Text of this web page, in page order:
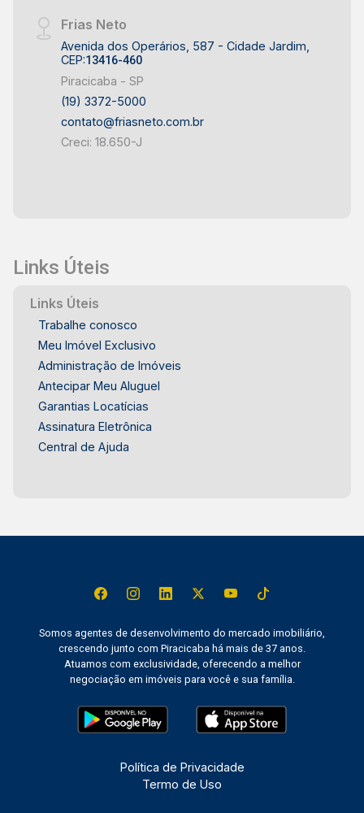
Frias Neto
Avenida dos Operários, 587 - Cidade Jardim,
CEP:13416-460
Piracicaba - SP
(19) 3372-5000
contato@friasneto.com.br
Creci: 18.650-J
Links Úteis
Links Úteis
Trabalhe conosco
Meu Imóvel Exclusivo
Administração de Imóveis
Antecipar Meu Aluguel
Garantias Locatícias
Assinatura Eletrônica
Central de Ajuda
Somos agentes de desenvolvimento do mercado imobiliário,
crescendo junto com Piracicaba há mais de 37 anos.
Atuamos com exclusividade, oferecendo a melhor
negociação em imóveis para você e sua família.
Política de Privacidade
Termo de Uso